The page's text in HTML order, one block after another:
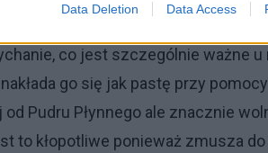
Data Deletion Data Access
płynną, najlepiej nakłada się do
co jest szczególnie ważne u
go się jak pastę przy
od Pudru Płynnego ale znacznie
to kłopotliwe ponieważ zmusza do